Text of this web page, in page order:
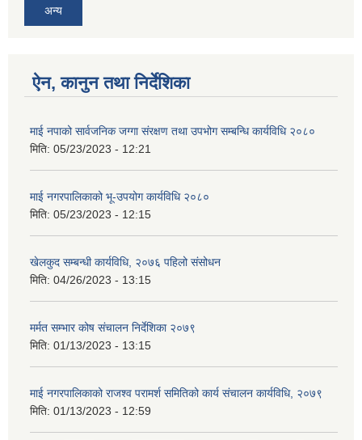
अन्य
ऐन, कानुन तथा निर्देशिका
माई नपाको सार्वजनिक जग्गा संरक्षण तथा उपभोग सम्बन्धि कार्यविधि २०८०
मिति: 05/23/2023 - 12:21
माई नगरपालिकाको भू-उपयोग कार्यविधि २०८०
मिति: 05/23/2023 - 12:15
खेलकुद सम्बन्धी कार्यविधि, २०७६ पहिलो संसोधन
मिति: 04/26/2023 - 13:15
मर्मत सम्भार कोष संचालन निर्देशिका २०७९
मिति: 01/13/2023 - 13:15
माई नगरपालिकाको राजश्व परामर्श समितिको कार्य संचालन कार्यविधि, २०७९
मिति: 01/13/2023 - 12:59